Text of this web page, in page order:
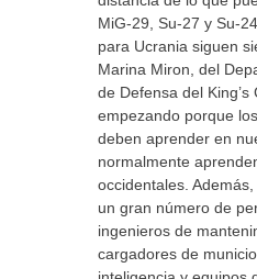
MiG-29, Su-27 y Su-
para Ucrania siguen
Marina Miron, del
de Defensa del King’s
empezando porque
deben aprender en
normalmente
occidentales. Además,
un gran número de
ingenieros de
cargadores de